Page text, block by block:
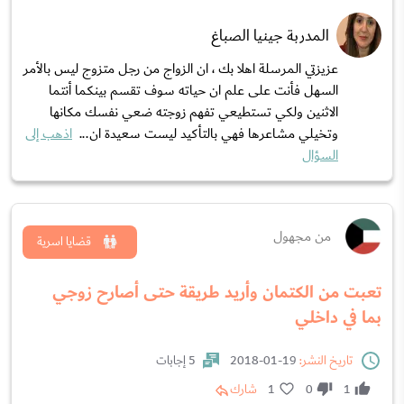
المدربة جينيا الصباغ
عزيزتي المرسلة اهلا بك ، ان الزواج من رجل متزوج ليس بالأمر
السهل فأنت على علم ان حياته سوف تقسم بينكما أنتما
الاثنين ولكي تستطيعي تفهم زوجته ضعي نفسك مكانها
وتخيلي مشاعرها فهي بالتأكيد ليست سعيدة ان... اذهب إلى
السؤال
من مجهول
تعبت من الكتمان وأريد طريقة حتى أصارح زوجي
بما في داخلي
قضايا اسرية
تاريخ النشر:
5 إجابات
1
0
1 شارك